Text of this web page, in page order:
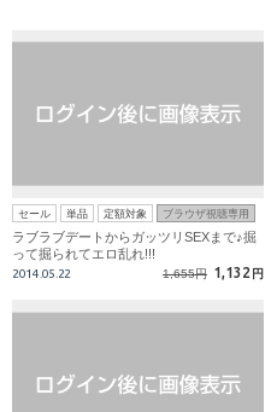
セール 単品 定額対象 ブラウザ視聴専用
ラブラブデートからガッツリSEXまで♪掘
って掘られてエロ乱れ!!!
2014.05.22 1,655円 1,132 円